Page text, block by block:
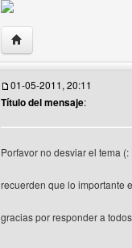
Visitar sitio web del
del usuario
01-05-2011, 20:11
Título del mensaje:
Porfavor no desviar el tema (:
recuerden que lo importante
gracias por responder a